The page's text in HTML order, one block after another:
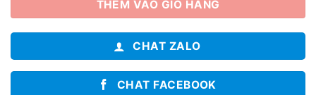
THÊM VÀO GIỎ HÀNG
CHAT ZALO
CHAT FACEBOOK